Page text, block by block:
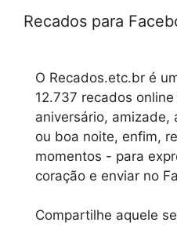
Recados para
O Recados.etc.br é
12.737 recados
aniversário, amizade,
ou boa noite, enfim,
momentos - para
coração e enviar no
Compartilhe aquele